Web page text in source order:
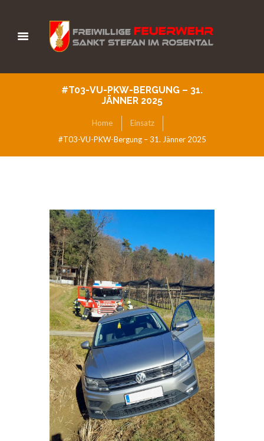
#T03-VU-PKW-BERGUNG – 31.
JÄNNER 2025
Home
Einsatz
#T03-VU-PKW-Bergung – 31. Jänner 2025